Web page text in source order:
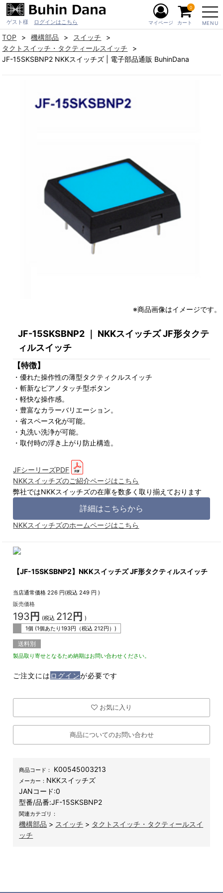
ゲスト様 ログインはこちら MENU
マイページ カート
0
TOP 機構部品
スイッチ
タクトスイッチ・タクティールスイッチ
JF-15SKSBNP2 NKKスイッチズ | 電子部品通販 BuhinDana
※商品画像はイメージです。
JF-15SKSBNP2 ｜ NKKスイッチズ JF形タクテ
ィルスイッチ
【特徴】
・優れた操作性の薄型タクティクルスイッチ
・斬新なピアノタッチ型ボタン
・軽快な操作感。
・豊富なカラーバリエーション。
・省スペース化が可能。
・丸洗い洗浄が可能。
・取付時の浮き上がり防止構造。
JFシーリーズPDF
NKKスイッチズのご紹介ページはこちら
弊社ではNKKスイッチズの在庫を数多く取り揃えております
詳細はこちらから
NKKスイッチズのホームページはこちら
【JF-15SKSBNP2】NKKスイッチズ JF形タクティルスイッチ
当店通常価格 226 円(税込 249 円 )
販売価格
193 円 (税込 212 円 )
1個 (1個あたり193円（税込 212円）)
送料別
製品取り寄せとなるため納期はお問い合わせください。
ご注文には ログインが必要です
お気に入り
商品についてのお問い合わせ
商品コード： K00545003213
メーカー： NKKスイッチズ
JANコード:0
型番/品番:JF-15SKSBNP2
関連カテゴリ：
機構部品 > スイッチ > タクトスイッチ・タクティールスイ
ッチ